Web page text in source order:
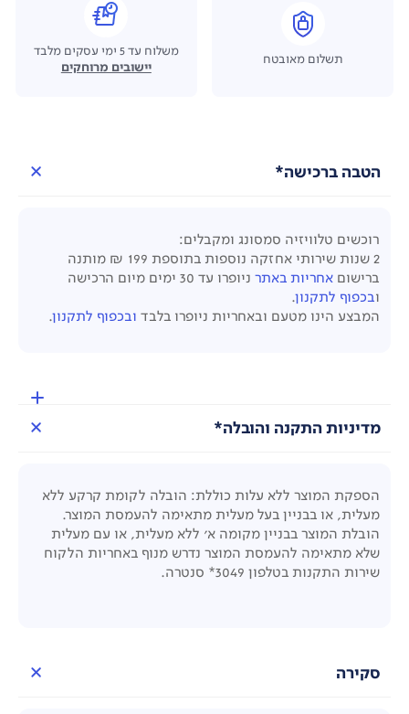
תשלום מאובטח
משלוח עד 5 ימי עסקים מלבד
יישובים מרוחקים
הטבה ברכישה*
רוכשים טלוויזיה סמסונג ומקבלים:
2 שנות שירותי אחזקה נוספות בתוספת 199 ₪ מותנה
ברישום אחריות באתר
ניופרו עד 30 ימים מיום הרכישה
ובכפוף לתקנון.
המבצע הינו מטעם ובאחריות ניופרו בלבד ובכפוף לתקנון.
מדיניות התקנה והובלה*
הספקת המוצר ללא עלות כוללת: הובלה לקומת קרקע ללא
מעלית, או בבניין בעל מעלית מתאימה להעמסת המוצר.
הובלת המוצר בבניין מקומה א' ללא מעלית, או עם מעלית
שלא מתאימה להעמסת המוצר נדרש מנוף באחריות הלקוח
שירות התקנות בטלפון 3049* סנטרה.
סקירה